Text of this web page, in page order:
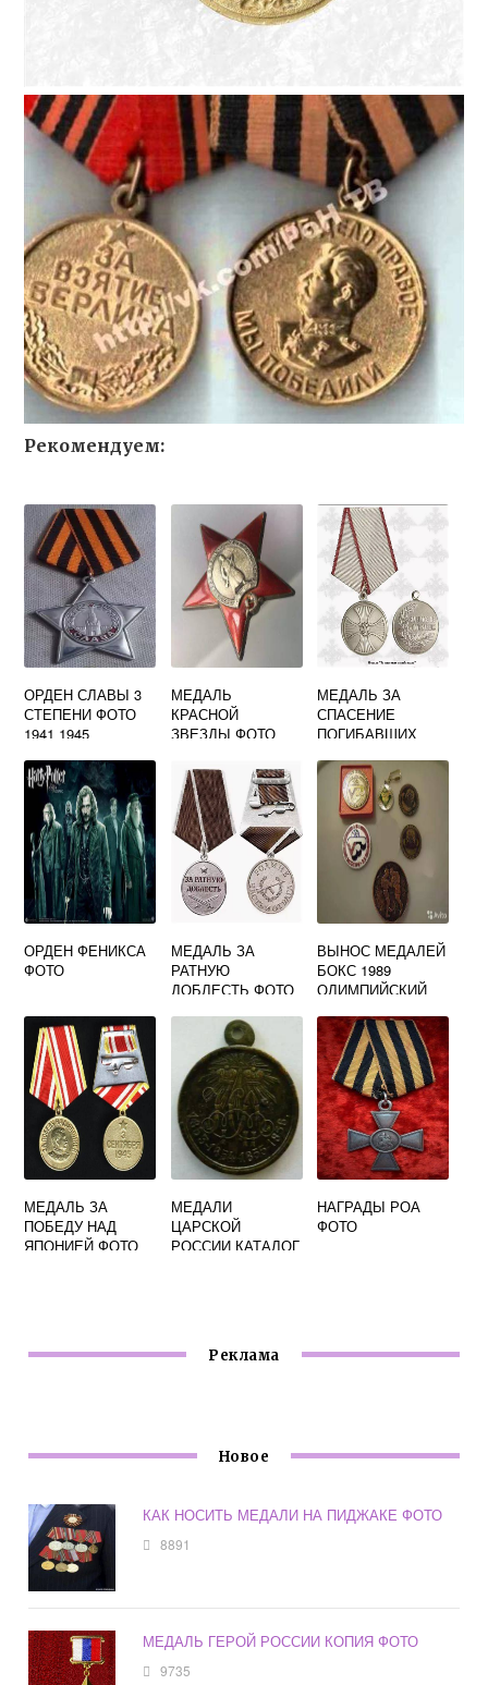
Рекомендуем:
ОРДЕН СЛАВЫ 3
СТЕПЕНИ ФОТО
1941 1945
МЕДАЛЬ
КРАСНОЙ
ЗВЕЗДЫ ФОТО
МЕДАЛЬ ЗА
СПАСЕНИЕ
ПОГИБАВШИХ
ОРДЕН ФЕНИКСА
ФОТО
МЕДАЛЬ ЗА
РАТНУЮ
ДОБЛЕСТЬ ФОТО
ВЫНОС МЕДАЛЕЙ
БОКС 1989
ОЛИМПИЙСКИЙ
МЕДАЛЬ ЗА
ПОБЕДУ НАД
ЯПОНИЕЙ ФОТО
МЕДАЛИ
ЦАРСКОЙ
РОССИИ КАТАЛОГ
НАГРАДЫ РОА
ФОТО
Реклама
Новое
КАК НОСИТЬ МЕДАЛИ НА ПИДЖАКЕ ФОТО
8891
МЕДАЛЬ ГЕРОЙ РОССИИ КОПИЯ ФОТО
9735